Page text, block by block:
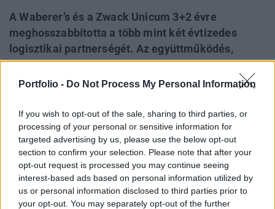
Portfolio - Do Not Process My Personal Information
If you wish to opt-out of the sale, sharing to third parties, or
processing of your personal or sensitive information for
targeted advertising by us, please use the below opt-out
section to confirm your selection. Please note that after your
opt-out request is processed you may continue seeing
interest-based ads based on personal information utilized by
us or personal information disclosed to third parties prior to
your opt-out. You may separately opt-out of the further
A Waberer’s és a Zwack Unicum 3+2 évre
meghosszabbította a több mint két évtizedes
logisztikai partnerségét. Az együttműködés,
amely 2005 óta biztosítja a Zwack számára a
teljes körű áruszállítási, raktározási és hozzáadott
új szakaszba lép és a felek a fenntartható
közlekedés jegyében elektromos nyergesvontató
alkalmazásával jelentősen csökkentik a helyi
károsanyag- és zajterhelést.
Property Investment Forum 2026A hazai ingatlanpiac
legnagyobb üzleti és networking találkozója! Idén a 22.